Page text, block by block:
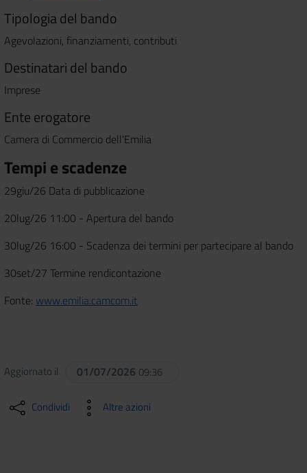
Tipologia del bando
Agevolazioni, finanziamenti, contributi
Destinatari del bando
Imprese
Ente erogatore
Camera di Commercio dell'Emilia
Tempi e scadenze
29giu/26 Data di pubblicazione
20lug/26 11:00 - Apertura del bando
30lug/26 16:00 - Scadenza dei termini per partecipare al bando
30set/27 Termine rendicontazione
Fonte: www.emilia.camcom.it
Aggiornato il 01/07/2026 09:36
Condividi Altre azioni